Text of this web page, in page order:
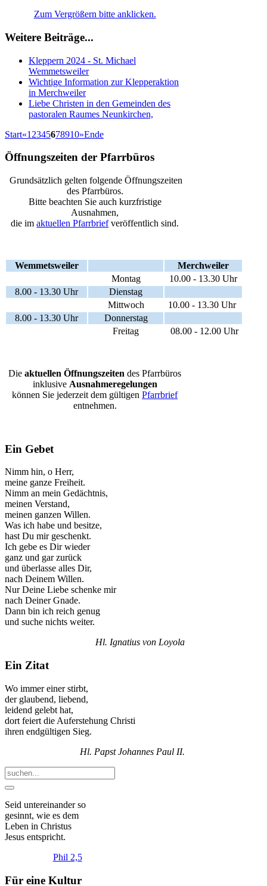
Zum Vergrößern bitte anklicken.
Weitere Beiträge...
Kleppern 2024 - St. Michael
Wemmetsweiler
Wichtige Information zur Klepperaktion
in Merchweiler
Liebe Christen in den Gemeinden des
pastoralen Raumes Neunkirchen,
Start«1 2345678910»Ende
Öffnungszeiten der Pfarrbüros
Grundsätzlich gelten folgende Öffnungszeiten
des Pfarrbüros.
Bitte beachten Sie auch kurzfristige
Ausnahmen,
die imaktuellen Pfarrbriefveröffentlich sind.
Wemmetsweiler
Merchweiler
Montag
10.00 - 13.30 Uhr
8.00 - 13.30 Uhr
Dienstag
Mittwoch
10.00 - 13.30 Uhr
8.00 - 13.30 Uhr
Donnerstag
Freitag
08.00 - 12.00 Uhr
Dieaktuellen Öffnungszeiten des Pfarrbüros
inklusive Ausnahmeregelungen
können Sie jederzeit dem gültigenPfarrbrief
entnehmen.
Ein Gebet
Nimm hin, o Herr,
meine ganze Freiheit.
Nimm an mein Gedächtnis,
meinen Verstand,
meinen ganzen Willen.
Was ich habe und besitze,
hast Du mir geschenkt.
Ich gebe es Dir wieder
ganz und gar zurück
und überlasse alles Dir,
nach Deinem Willen.
Nur Deine Liebe schenke mir
nach Deiner Gnade.
Dann bin ich reich genug
und suche nichts weiter.
Hl. Ignatius von Loyola
Ein Zitat
Wo immer einer stirbt,
der glaubend, liebend,
leidend gelebt hat,
dort feiert die Auferstehung Christi
ihren endgültigen Sieg.
Hl. Papst Johannes Paul II.
Seid untereinanderso
gesinnt, wie es dem
Leben in Christus
Jesus entspricht.
Phil 2,5
Für eine Kultur